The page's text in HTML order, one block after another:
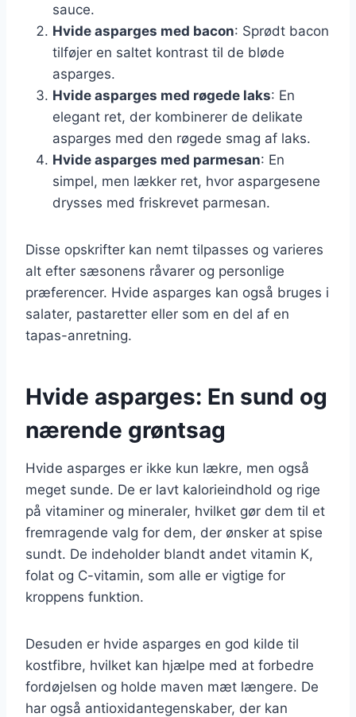
sauce.
Hvide asparges med bacon: Sprødt bacon
tilføjer en saltet kontrast til de bløde
asparges.
Hvide asparges med røgede laks: En
elegant ret, der kombinerer de delikate
asparges med den røgede smag af laks.
Hvide asparges med parmesan: En
simpel, men lækker ret, hvor aspargesene
drysses med friskrevet parmesan.
Disse opskrifter kan nemt tilpasses og varieres
alt efter sæsonens råvarer og personlige
præferencer. Hvide asparges kan også bruges i
salater, pastaretter eller som en del af en
tapas-anretning.
Hvide asparges: En sund og
nærende grøntsag
Hvide asparges er ikke kun lækre, men også
meget sunde. De er lavt kalorieindhold og rige
på vitaminer og mineraler, hvilket gør dem til et
fremragende valg for dem, der ønsker at spise
sundt. De indeholder blandt andet vitamin K,
folat og C-vitamin, som alle er vigtige for
kroppens funktion.
Desuden er hvide asparges en god kilde til
kostfibre, hvilket kan hjælpe med at forbedre
fordøjelsen og holde maven mæt længere. De
har også antioxidantegenskaber, der kan